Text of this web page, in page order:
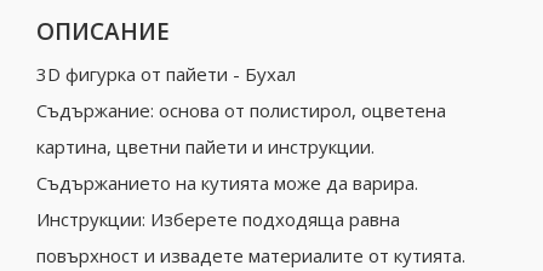
ОПИСАНИЕ
3D фигурка от пайети - Бухал
Съдържание: основа от полистирол, оцветена
картина, цветни пайети и инструкции.
Съдържанието на кутията може да варира.
Инструкции: Изберете подходяща равна
повърхност и извадете материалите от кутията.